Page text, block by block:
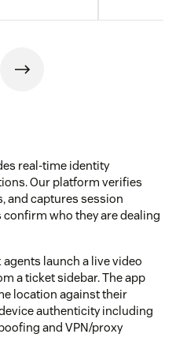
real-time identity
Our platform verifies
and captures session
who they are dealing
launch a live video
a ticket sidebar. The app
location against their
authenticity including
and VPN/proxy